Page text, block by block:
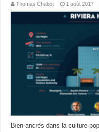
Thomas Chabot 1 août 2017
Bien ancrés dans la culture